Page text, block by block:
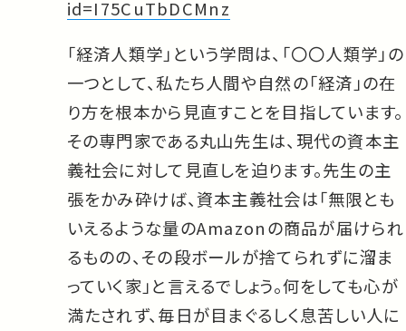
id=I75CuTbDCMnz
「経済人類学」という学問は、「〇〇人類学」の
一つとして、私たち人間や自然の「経済」の在
り方を根本から見直すことを目指しています。
その専門家である丸山先生は、現代の資本主
義社会に対して見直しを迫ります。先生の主
張をかみ砕けば、資本主義社会は「無限とも
いえるような量のAmazonの商品が届けられ
るものの、その段ボールが捨てられずに溜ま
っていく家」と言えるでしょう。何をしても心が
満たされず、毎日が目まぐるしく息苦しい人に